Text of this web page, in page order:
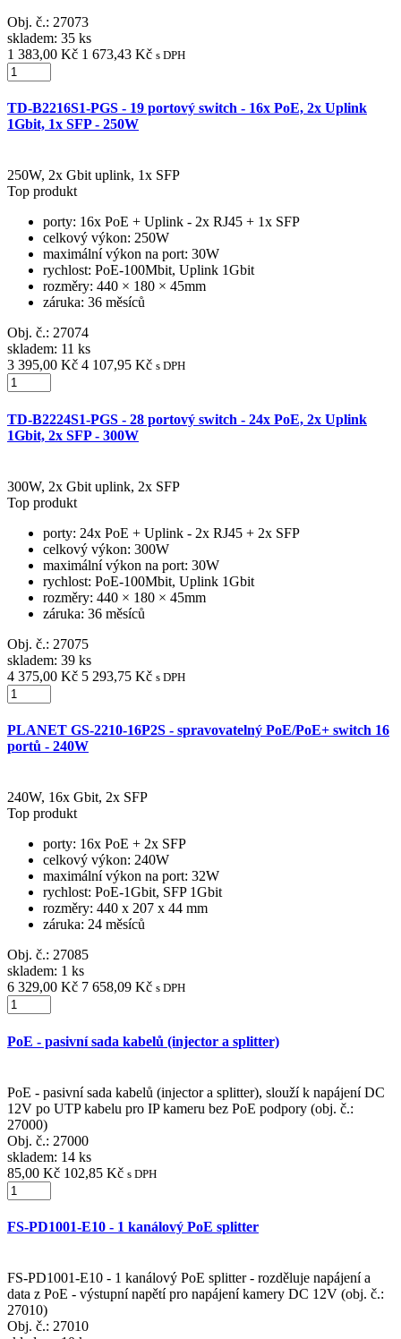
Obj. č.: 27073
skladem: 35 ks
1 383,00 Kč 1 673,43 Kč s DPH
TD-B2216S1-PGS - 19 portový switch - 16x PoE, 2x Uplink
1Gbit, 1x SFP - 250W
250W, 2x Gbit uplink, 1x SFP
Top produkt
porty: 16x PoE + Uplink - 2x RJ45 + 1x SFP
celkový výkon: 250W
maximální výkon na port: 30W
rychlost: PoE-100Mbit, Uplink 1Gbit
rozměry: 440 × 180 × 45mm
záruka: 36 měsíců
Obj. č.: 27074
skladem: 11 ks
3 395,00 Kč 4 107,95 Kč s DPH
TD-B2224S1-PGS - 28 portový switch - 24x PoE, 2x Uplink
1Gbit, 2x SFP - 300W
300W, 2x Gbit uplink, 2x SFP
Top produkt
porty: 24x PoE + Uplink - 2x RJ45 + 2x SFP
celkový výkon: 300W
maximální výkon na port: 30W
rychlost: PoE-100Mbit, Uplink 1Gbit
rozměry: 440 × 180 × 45mm
záruka: 36 měsíců
Obj. č.: 27075
skladem: 39 ks
4 375,00 Kč 5 293,75 Kč s DPH
PLANET GS-2210-16P2S - spravovatelný PoE/PoE+ switch 16
portů - 240W
240W, 16x Gbit, 2x SFP
Top produkt
porty: 16x PoE + 2x SFP
celkový výkon: 240W
maximální výkon na port: 32W
rychlost: PoE-1Gbit, SFP 1Gbit
rozměry: 440 x 207 x 44 mm
záruka: 24 měsíců
Obj. č.: 27085
skladem: 1 ks
6 329,00 Kč 7 658,09 Kč s DPH
PoE - pasivní sada kabelů (injector a splitter)
PoE - pasivní sada kabelů (injector a splitter), slouží k napájení DC
12V po UTP kabelu pro IP kameru bez PoE podpory (obj. č.:
27000)
Obj. č.: 27000
skladem: 14 ks
85,00 Kč 102,85 Kč s DPH
FS-PD1001-E10 - 1 kanálový PoE splitter
FS-PD1001-E10 - 1 kanálový PoE splitter - rozděluje napájení a
data z PoE - výstupní napětí pro napájení kamery DC 12V (obj. č.:
27010)
Obj. č.: 27010